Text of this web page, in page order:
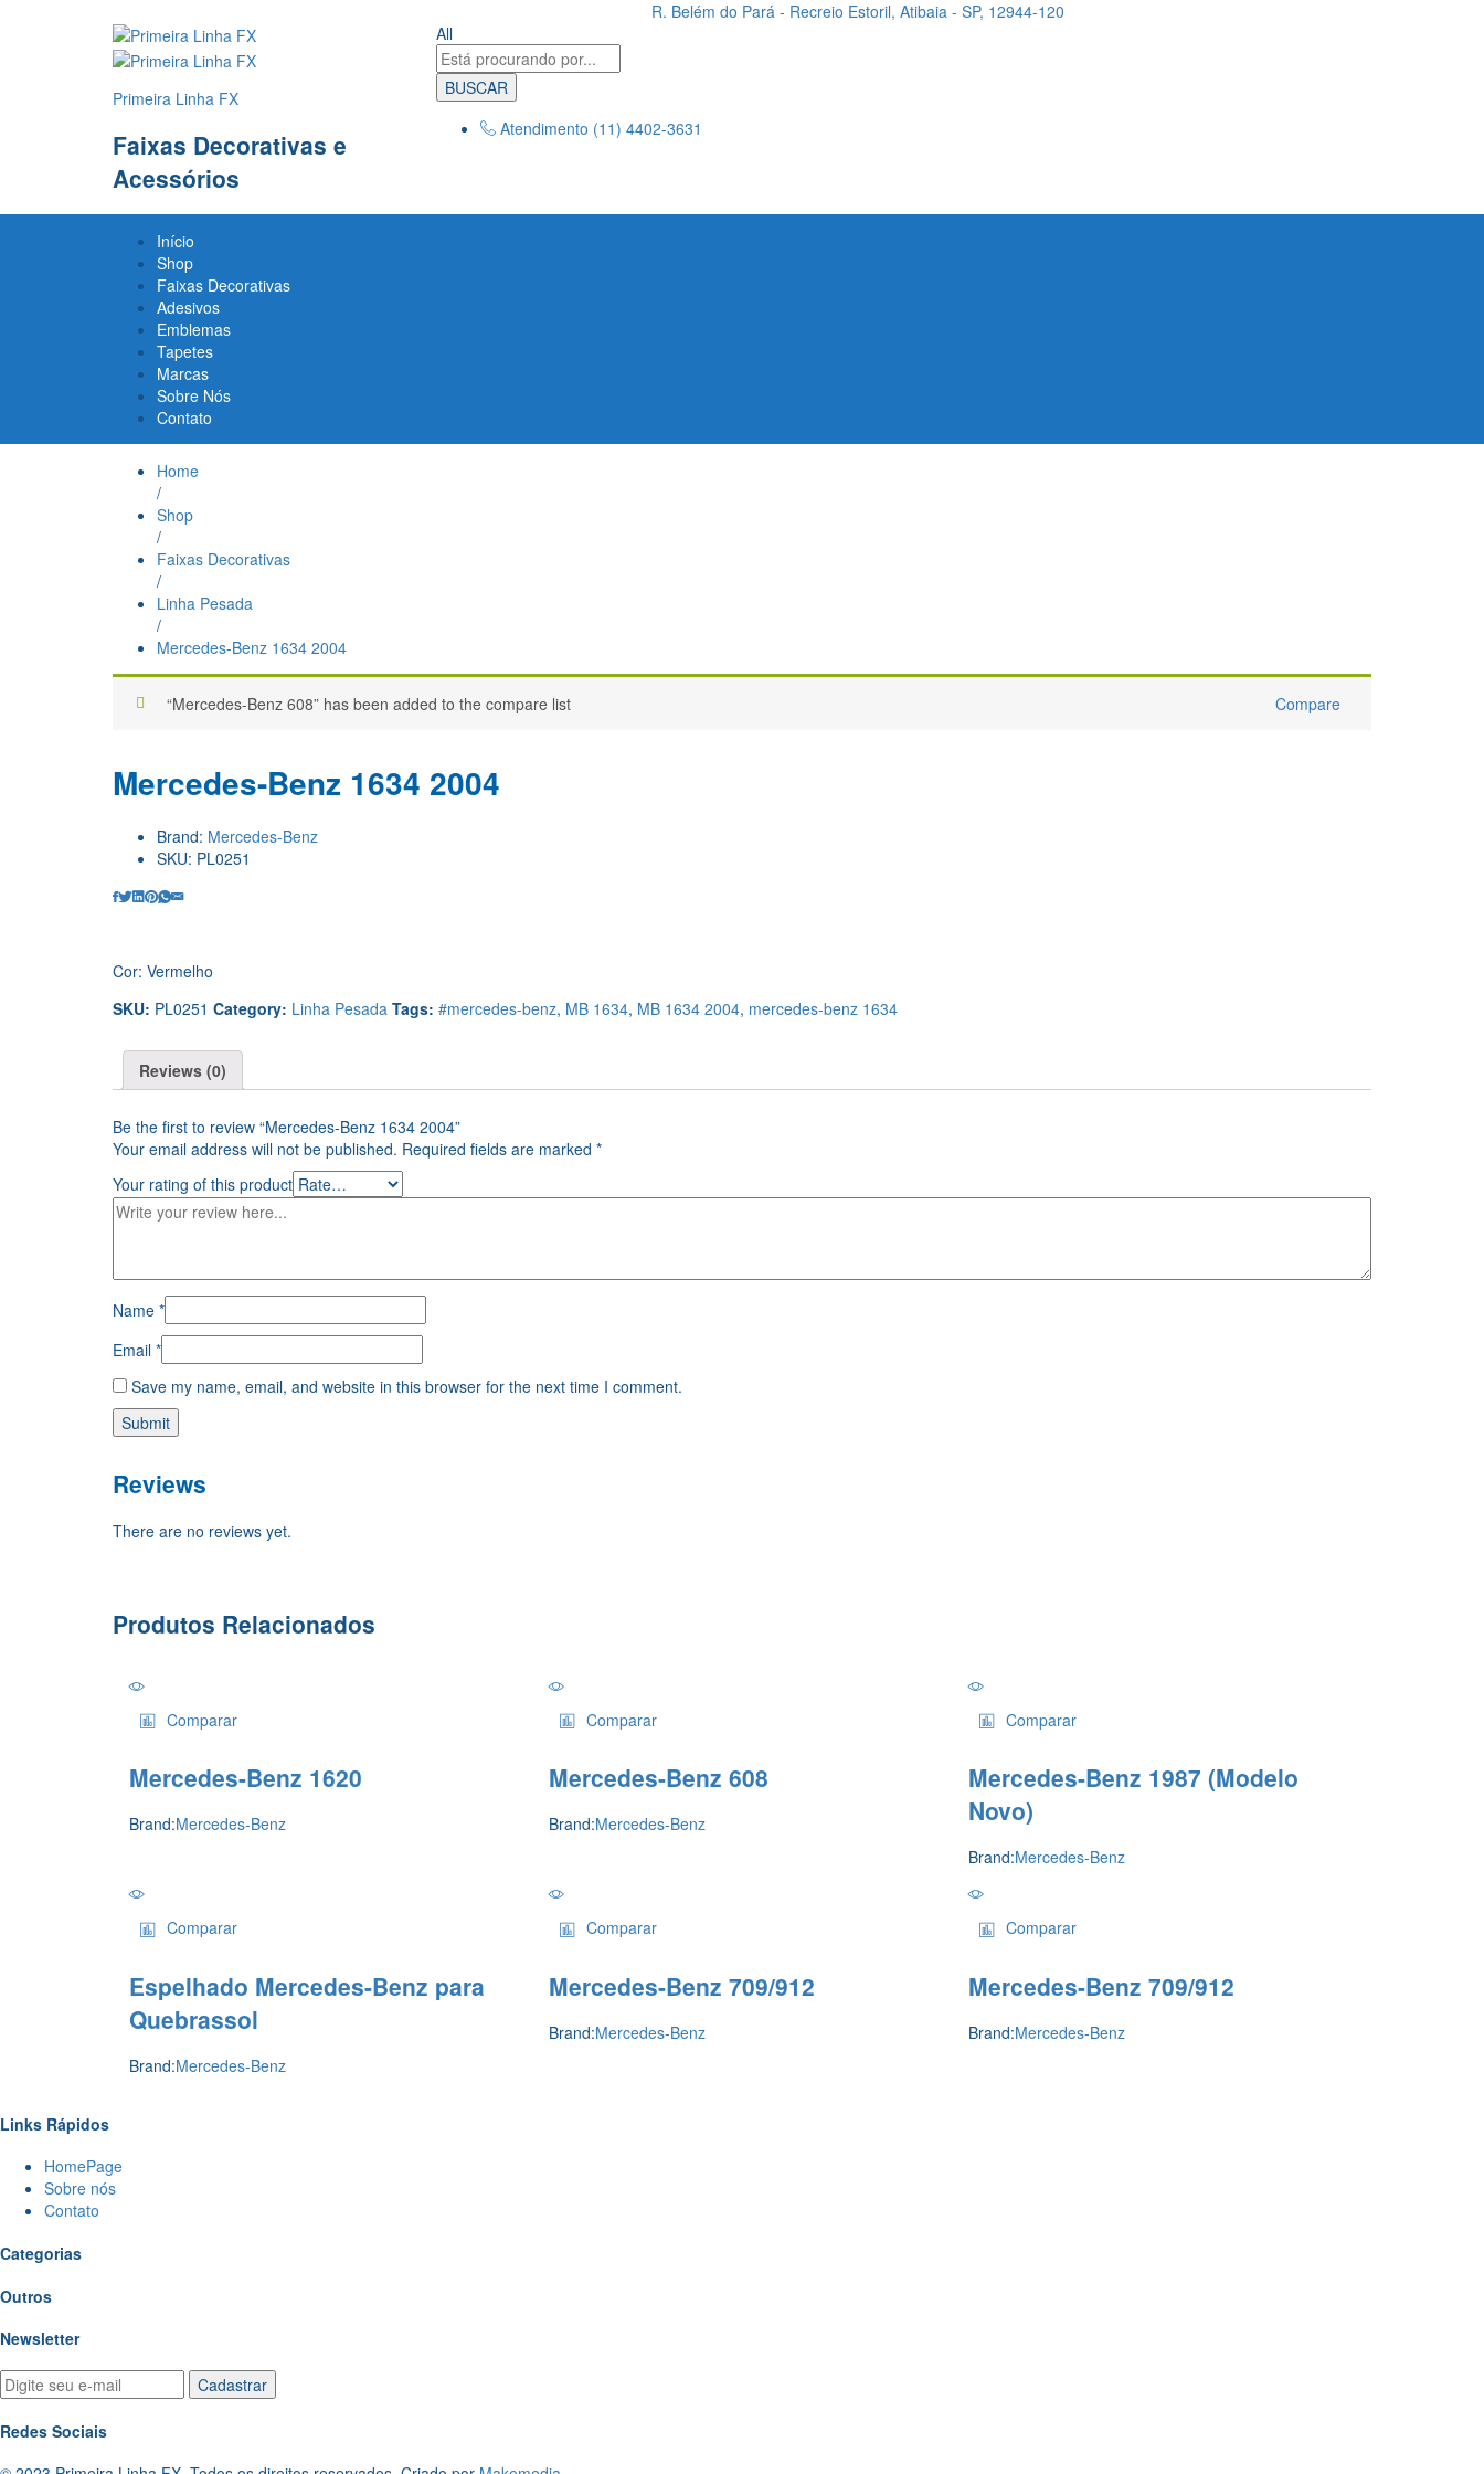
R. Belém do Pará - Recreio Estoril, Atibaia - SP, 12944-120
Primeira Linha FX
Faixas Decorativas e
Acessórios
All
BUSCAR
Atendimento (11) 4402-3631
Início
Shop
Faixas Decorativas
Adesivos
Emblemas
Tapetes
Marcas
Sobre Nós
Contato
Home
/
Shop
/
Faixas Decorativas
/
Linha Pesada
/
Mercedes-Benz 1634 2004
Compare
“Mercedes-Benz 608” has been added to the compare list
Mercedes-Benz 1634 2004
Brand: Mercedes-Benz
SKU: PL0251
Cor: Vermelho
SKU: PL0251 Category: Linha Pesada Tags: #mercedes-benz, MB 1634, MB 1634 2004, mercedes-benz 1634
Reviews (0)
Be the first to review “Mercedes-Benz 1634 2004”
Your email address will not be published. Required fields are marked *
Your rating of this product
Name *
Email *
Save my name, email, and website in this browser for the next time I comment.
Reviews
There are no reviews yet.
Produtos Relacionados
Comparar
Mercedes-Benz 1620
Brand:Mercedes-Benz
Comparar
Mercedes-Benz 608
Brand:Mercedes-Benz
Comparar
Mercedes-Benz 1987 (Modelo
Novo)
Brand:Mercedes-Benz
Comparar
Espelhado Mercedes-Benz para
Quebrassol
Brand:Mercedes-Benz
Comparar
Mercedes-Benz 709/912
Brand:Mercedes-Benz
Comparar
Mercedes-Benz 709/912
Brand:Mercedes-Benz
Links Rápidos
HomePage
Sobre nós
Contato
Categorias
Outros
Newsletter
Redes Sociais